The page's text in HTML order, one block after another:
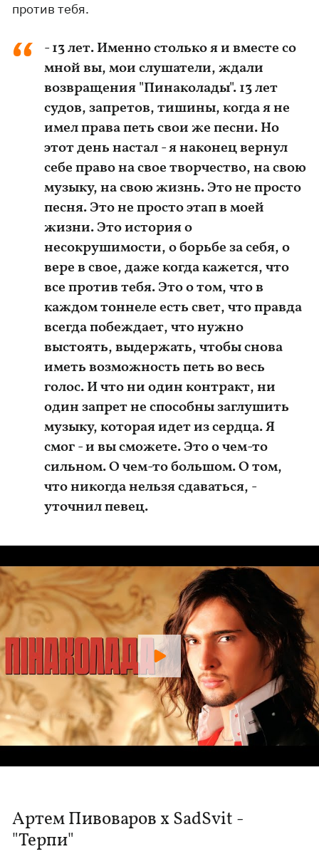
против тебя.
- 13 лет. Именно столько я и вместе со
мной вы, мои слушатели, ждали
возвращения "Пинаколады". 13 лет
судов, запретов, тишины, когда я не
имел права петь свои же песни. Но
этот день настал - я наконец вернул
себе право на свое творчество, на свою
музыку, на свою жизнь. Это не просто
песня. Это не просто этап в моей
жизни. Это история о
несокрушимости, о борьбе за себя, о
вере в свое, даже когда кажется, что
все против тебя. Это о том, что в
каждом тоннеле есть свет, что правда
всегда побеждает, что нужно
выстоять, выдержать, чтобы снова
иметь возможность петь во весь
голос. И что ни один контракт, ни
один запрет не способны заглушить
музыку, которая идет из сердца. Я
смог - и вы сможете. Это о чем-то
сильном. О чем-то большом. О том,
что никогда нельзя сдаваться, -
уточнил певец.
Артем Пивоваров x SadSvit -
"Терпи"